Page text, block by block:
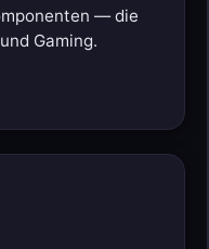
— die
Gaming.